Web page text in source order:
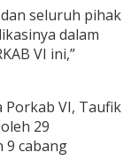
seluruh pihak
dalam
VI ini,”
Porkab VI, Taufik
29
9 cabang